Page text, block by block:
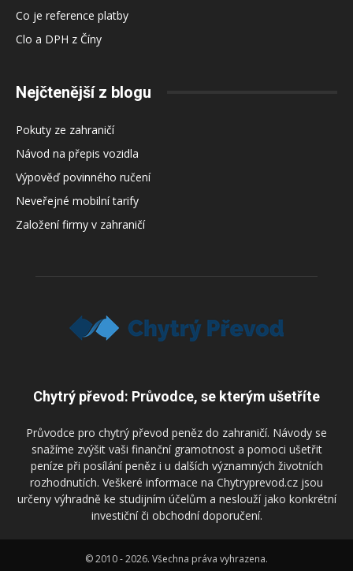
Co je reference platby
Clo a DPH z Číny
Nejčtenější z blogu
Pokuty ze zahraničí
Návod na přepis vozidla
Výpověď povinného ručení
Neveřejné mobilní tarify
Založení firmy v zahraničí
Chytrý převod: Průvodce, se kterým ušetříte
Průvodce pro chytrý převod peněz do zahraničí. Návody se
snažíme zvýšit vaši finanční gramotnost a pomoci ušetřit
peníze při posílání peněz i u dalších významných životních
rozhodnutích. Veškeré informace na Chytryprevod.cz jsou
určeny výhradně ke studijním účelům a neslouží jako konkrétní
investiční či obchodní doporučení.
© 2010 - 2026. Všechna práva vyhrazena.